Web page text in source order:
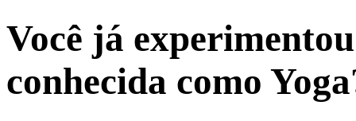
Você já
conhecida como